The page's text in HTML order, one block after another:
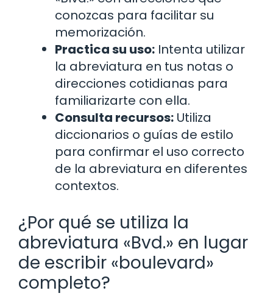
conozcas para facilitar su
memorización.
Practica su uso: Intenta utilizar
la abreviatura en tus notas o
direcciones cotidianas para
familiarizarte con ella.
Consulta recursos: Utiliza
diccionarios o guías de estilo
para confirmar el uso correcto
de la abreviatura en diferentes
contextos.
¿Por qué se utiliza la
abreviatura «Bvd.» en lugar
de escribir «boulevard»
completo?